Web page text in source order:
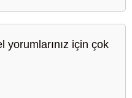
yorumlarınız için çok